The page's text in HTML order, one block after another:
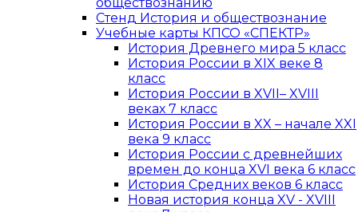
Стенд История и обществознание
Учебные карты КПСО «СПЕКТР»
История Древнего мира 5 класс
История России в XIX веке 8
класс
История России в XVII– XVIII
веках 7 класс
История России в XX – начале XXI
века 9 класс
История России с древнейших
времен до конца XVI века 6 класс
История Средних веков 6 класс
Новая история конца XV - XVIII